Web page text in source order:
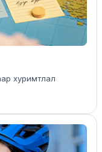
хуримтлал